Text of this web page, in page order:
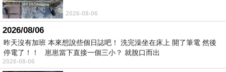
2026-08-06
2026/08/06
昨天沒有加班 本來想說些個日誌吧！ 洗完澡坐在床上 開了筆電 然後
停電了！！ 崽崽當下直接一個三小？ 就脫口而出
2026-08-06